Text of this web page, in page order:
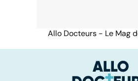
Allo Docteurs - Le Mag